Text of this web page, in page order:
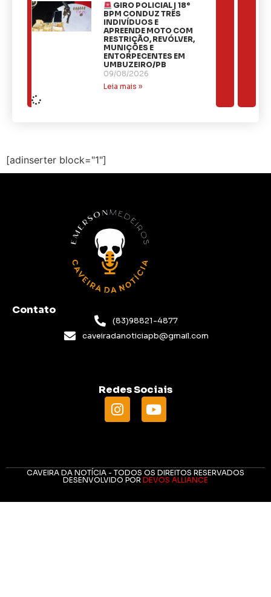
GIRO POLICIAL | 18º
BPM CONDUZ TRÊS
INDIVÍDUOS E
APREENDE MOTO COM
RESTRIÇÃO, REVÓLVER,
MUNIÇÕES E
ENTORPECENTES EM
UMBUZEIRO/PB
09/08/2026
Leia mais »
[adinserter block="1"]
Contato
(83)98821-4877
caveiradanoticiapb@gmail.com
Redes Sociais
CAVEIRA DA NOTÍCIA - TODOS OS DIREITOS RESERVADOS
DESENVOLVIDO POR DEVOS ALLIANCE